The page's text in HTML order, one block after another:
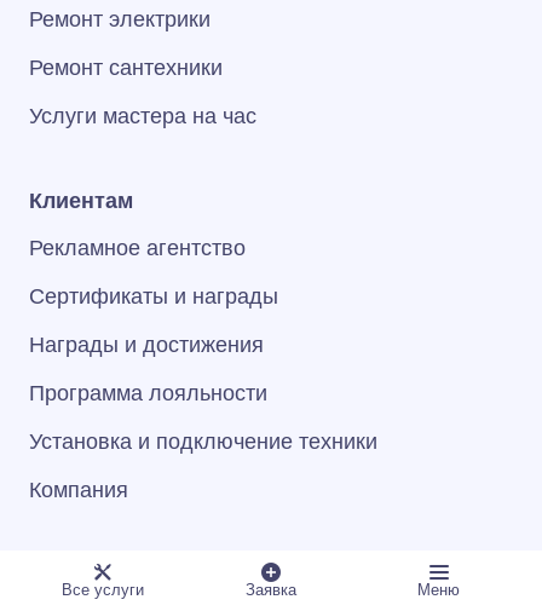
Ремонт электрики
Ремонт сантехники
Услуги мастера на час
Клиентам
Рекламное агентство
Сертификаты и награды
Награды и достижения
Программа лояльности
Установка и подключение техники
Компания
Общее
Все услуги Заявка Меню